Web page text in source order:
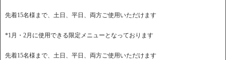
先着15名様まで、土日、平日、両方ご使用いただけます
*1月・2月に使用できる限定メニューとなっております
先着15名様まで、土日、平日、両方ご使用いただけます